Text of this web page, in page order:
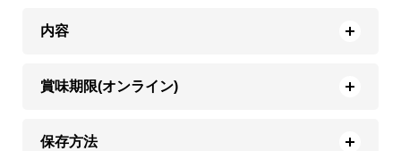
内容
賞味期限(オンライン)
保存方法